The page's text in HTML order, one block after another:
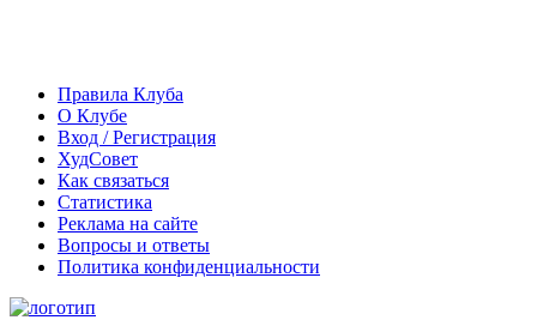
Правила Клуба
О Клубе
Вход / Регистрация
ХудСовет
Как связаться
Статистика
Реклама на сайте
Вопросы и ответы
Политика конфиденциальности